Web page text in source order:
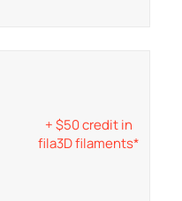
+ $50 credit in
fila3D filaments*